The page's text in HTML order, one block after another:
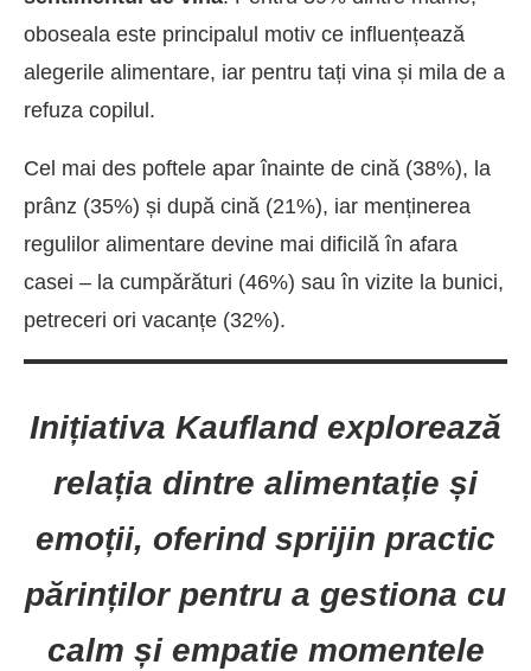
oboseala este principalul motiv ce influențează
alegerile alimentare, iar pentru tați vina și mila de a
refuza copilul.
Cel mai des poftele apar înainte de cină (38%), la
prânz (35%) și după cină (21%), iar menținerea
regulilor alimentare devine mai dificilă în afara
casei – la cumpărături (46%) sau în vizite la bunici,
petreceri ori vacanțe (32%).
Inițiativa Kaufland explorează
relația dintre alimentație și
emoții, oferind sprijin practic
părinților pentru a gestiona cu
calm și empatie momentele